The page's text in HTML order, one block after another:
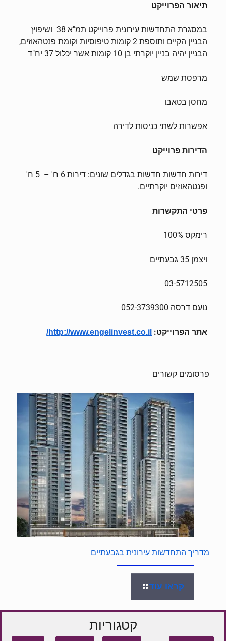
תיאור הפרוייקט
במסגרת התחדשות עירונית פרוייקט תמ"א 38 ושיפוץ
הבניין הקיים ותוספת 2 קומות טיפוסיות וקומת פנטהאוזים,
הבניין יהיה בניין יוקרתי בן 10 קומות אשר יכלול 37 יח"ד
מרפסת שמש
מחסן בטאבו
אפשרות לשתי כניסות לדירה
הדירות פרוייקט
דירות חדשות חדשות בגדלים שונים: דירות 6 ח' – 5 ח'
ופנטהאוזים יוקרתיים.
פרטי התקשרות
רימקס 100%
ויצמן 35 גבעתיים
03-5712505
נועם דרסה 052-3739300
אתר הפרוייקט: http://www.engelinvest.co.il/
פרסומים קשורים
מדריך התחדשות עירונית בגבעתיים
קראו עוד
קטגוריות